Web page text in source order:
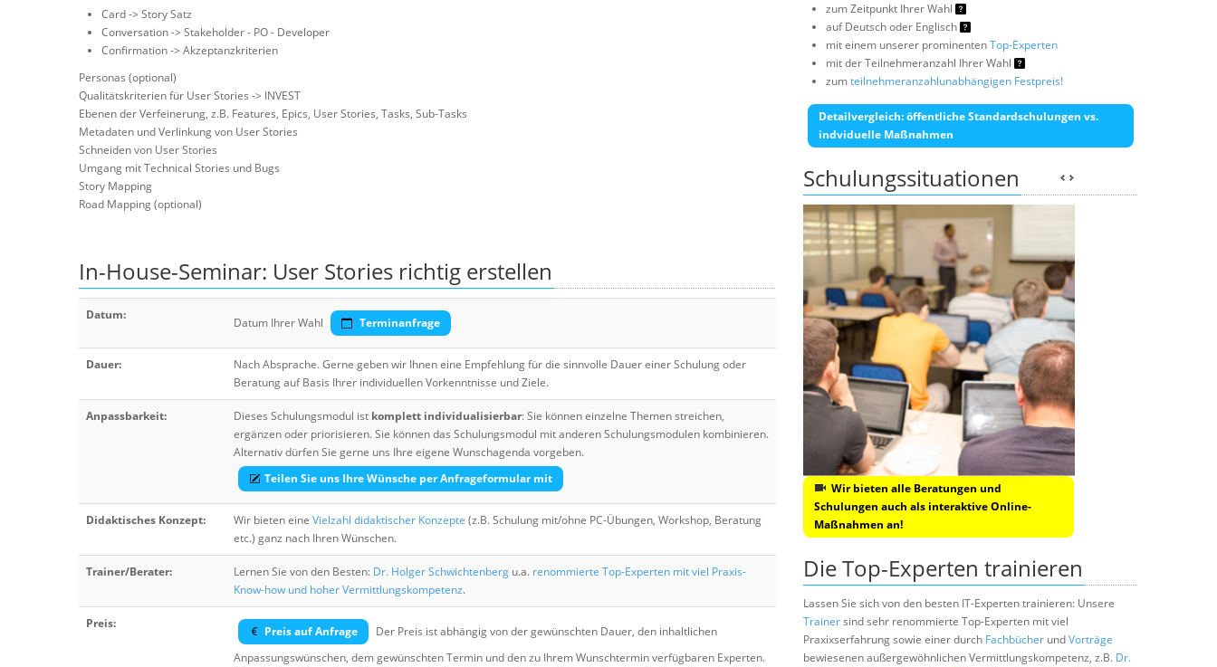
Card -> Story Satz
Conversation -> Stakeholder - PO - Developer
Confirmation -> Akzeptanzkriterien
Personas (optional)
Qualitätskriterien für User Stories -> INVEST
Ebenen der Verfeinerung, z.B. Features, Epics, User Stories, Tasks, Sub-Tasks
Metadaten und Verlinkung von User Stories
Schneiden von User Stories
Umgang mit Technical Stories und Bugs
Story Mapping
Road Mapping (optional)
In-House-Seminar: User Stories richtig erstellen
Datum:
Datum Ihrer Wahl Terminanfrage
Dauer:
Nach Absprache. Gerne geben wir Ihnen eine Empfehlung für die sinnvolle Dauer einer Schulung oder
Beratung auf Basis Ihrer individuellen Vorkenntnisse und Ziele.
Anpassbarkeit: Dieses Schulungsmodul ist komplett individualisierbar: Sie können einzelne Themen streichen,
ergänzen oder priorisieren. Sie können das Schulungsmodul mit anderen Schulungsmodulen kombinieren.
Alternativ dürfen Sie gerne uns Ihre eigene Wunschagenda vorgeben.
Teilen Sie uns Ihre Wünsche per Anfrageformular mit
Didaktisches Konzept: Wir bieten eine Vielzahl didaktischer Konzepte (z.B. Schulung mit/ohne PC-Übungen, Workshop, Beratung
etc.) ganz nach Ihren Wünschen.
Trainer/Berater: Lernen Sie von den Besten: Dr. Holger Schwichtenberg u.a. renommierte Top-Experten mit viel Praxis-
Know-how und hoher Vermittlungskompetenz.
Preis:
Preis auf Anfrage
Der Preis ist abhängig von der gewünschten Dauer, den inhaltlichen
Anpassungswünschen, dem gewünschten Termin und den zu Ihrem Wunschtermin verfügbaren Experten.
zum Zeitpunkt Ihrer Wahl
auf Deutsch oder Englisch
mit einem unserer prominentenTop-Experten
mit der Teilnehmeranzahl Ihrer Wahl
zumteilnehmeranzahlunabhängigen Festpreis!
Detailvergleich: öffentliche Standardschulungen vs.
indviduelle Maßnahmen
Schulungssituationen
Wir bieten alle Beratungen und
Schulungen auch als interaktive Online-
Maßnahmen an!
Die Top-Experten trainieren
Lassen Sie sich von den besten IT-Experten trainieren: Unsere
Trainersind sehr renommierte Top-Experten mit viel
Praxixserfahrung sowie einer durch Fachbücher undVorträge
bewiesenen außergewöhnlichen Vermittlungskompetenz, z.B. Dr.